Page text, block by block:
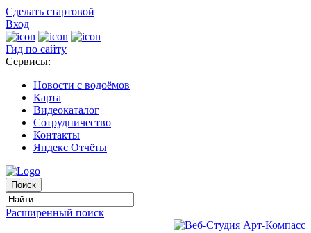
Сделать стартовой
Вход
Гид по сайту
Сервисы:
Новости с водоёмов
Карта
Видеокаталог
Сотрудничество
Контакты
Яндекс Отчёты
Расширенный поиск